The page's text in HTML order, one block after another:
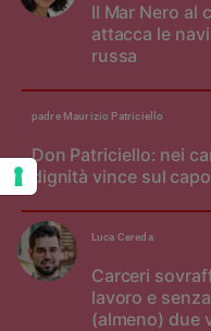
Il Mar Nero al
attacca le
russa
Don Patriciello: nei
dignità vince sul
padre Maurizio Patriciello
Carceri
lavoro e
(almeno) due
Luca Cereda